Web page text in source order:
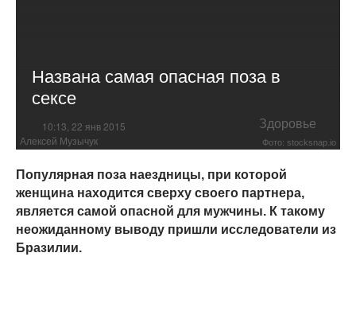
Названа самая опасная поза в
сексе
10:13, 22 янв 2015 Здоровье
Алексей Музычук Фото: stocksnap.io
Популярная поза наездницы, при которой
женщина находится сверху своего партнера,
является самой опасной для мужчины. К такому
неожиданному выводу пришли исследователи из
Бразилии.